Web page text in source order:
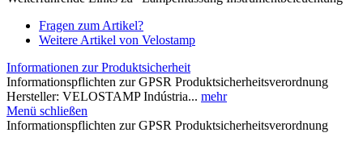
Fragen zum Artikel?
Weitere Artikel von Velostamp
Informationen zur Produktsicherheit
Informationspflichten zur GPSR Produktsicherheitsverordnung
Hersteller: VELOSTAMP Indústria... mehr
Menü schließen
Informationspflichten zur GPSR Produktsicherheitsverordnung